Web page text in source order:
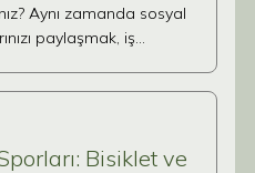
Aynı zamanda sosyal
paylaşmak, iş…
Bisiklet ve